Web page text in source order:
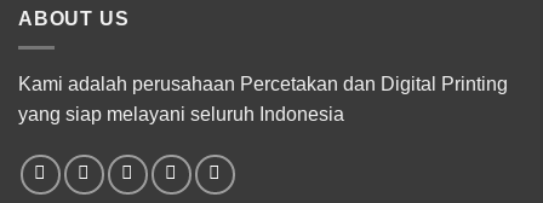
ABOUT US
Kami adalah perusahaan Percetakan dan Digital Printing
yang siap melayani seluruh Indonesia